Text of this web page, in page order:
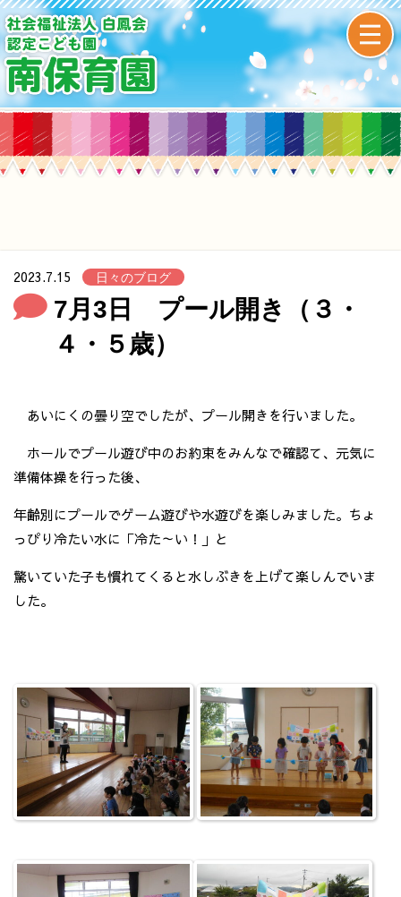
2023.7.15 日々のブログ
7月3日 プール開き（３・
４・５歳）
あいにくの曇り空でしたが、プール開きを行いました。
ホールでプール遊び中のお約束をみんなで確認て、元気に
準備体操を行った後、
年齢別にプールでゲーム遊びや水遊びを楽しみました。ちょ
っぴり冷たい水に「冷た～い！」と
驚いていた子も慣れてくると水しぶきを上げて楽しんでいま
した。